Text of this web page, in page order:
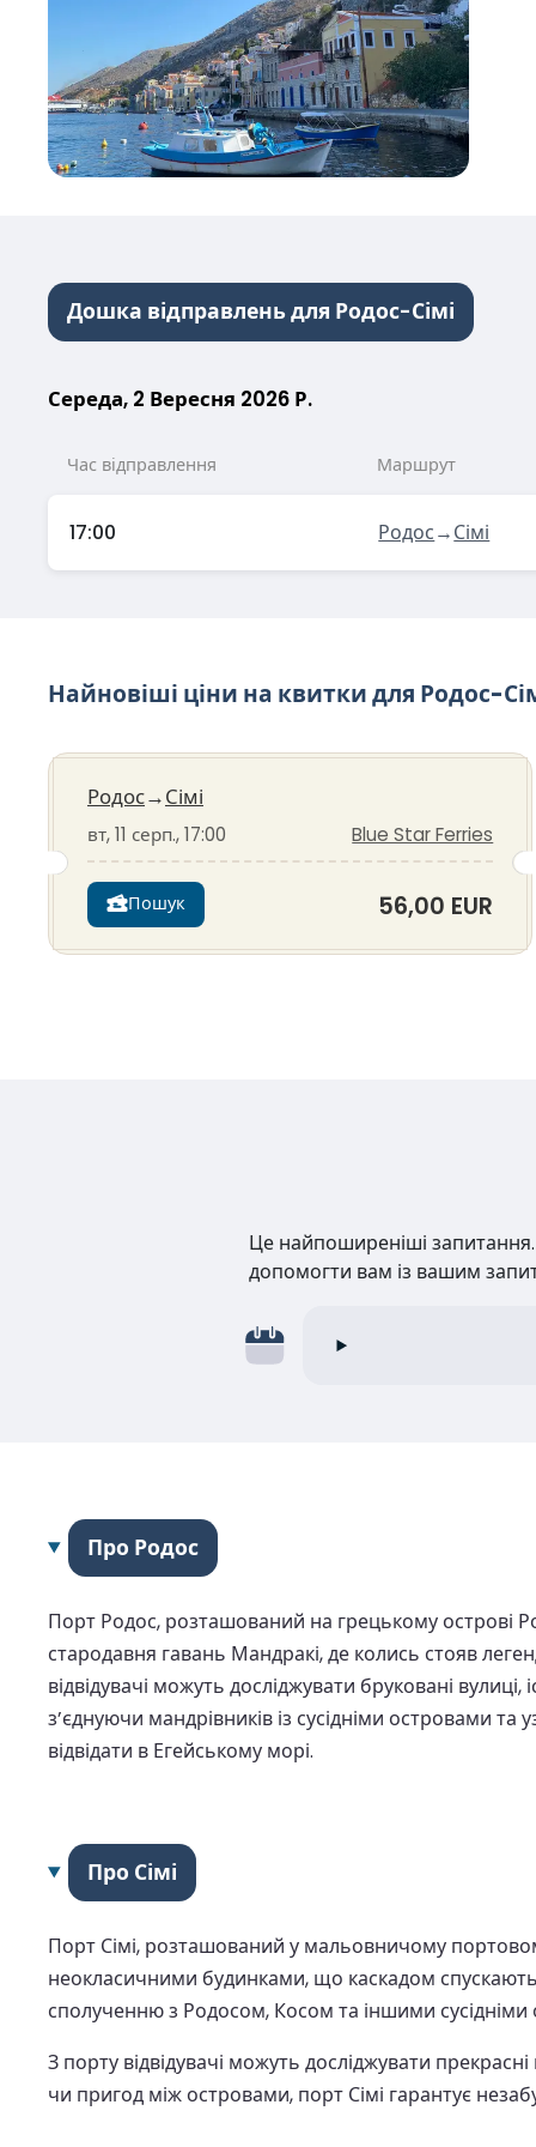
Дошка відправлень для Родос-Сімі
Середа, 2 Вересня 2026 Р.
Час відправлення Маршрут
17:00 Родос→Сімі
Найновіші ціни на квитки для Родос-
Родос→Сімі
вт, 11 серп., 17:00 Blue Star Ferries
Пошук 56,00 EUR
Це найпоширеніші
допомогти вам із вашим
Про Родос
Порт Родос, розташований на грецькому острові
стародавня гавань Мандракі, де колись стояв
відвідувачі можуть досліджувати бруковані
з’єднуючи мандрівників із сусідніми островами
відвідати в Егейському морі.
Про Сімі
Порт Сімі, розташований у мальовничому
неокласичними будинками, що каскадом
сполученню з Родосом, Косом та іншими
З порту відвідувачі можуть досліджувати
чи пригод між островами, порт Сімі гарантує